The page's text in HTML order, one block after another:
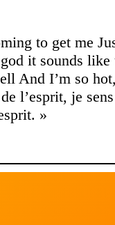
to get me
it sounds
And I’m so
l’esprit, je
»